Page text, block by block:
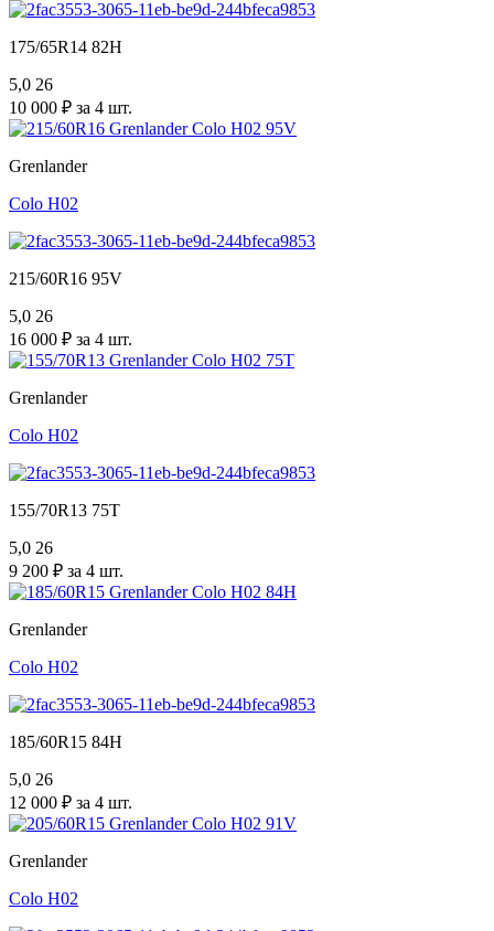
175/65R14 82H
5,0 26
10 000 ₽ за 4 шт.
Grenlander
Colo H02
215/60R16 95V
5,0 26
16 000 ₽ за 4 шт.
Grenlander
Colo H02
155/70R13 75T
5,0 26
9 200 ₽ за 4 шт.
Grenlander
Colo H02
185/60R15 84H
5,0 26
12 000 ₽ за 4 шт.
Grenlander
Colo H02